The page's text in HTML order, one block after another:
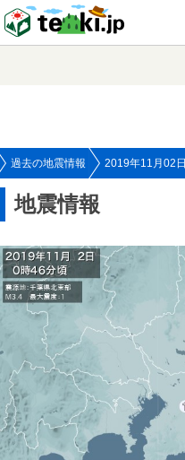
過去の地震情報 2019年11月02日
地震情報